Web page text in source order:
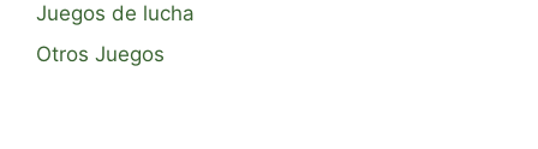
Juegos de lucha
Otros Juegos